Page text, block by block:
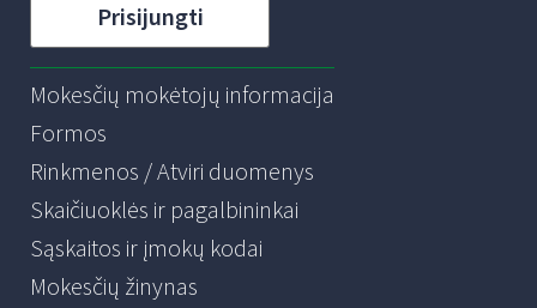
Prisijungti
Mokesčių mokėtojų informacija
Formos
Rinkmenos / Atviri duomenys
Skaičiuoklės ir pagalbininkai
Sąskaitos ir įmokų kodai
Mokesčių žinynas